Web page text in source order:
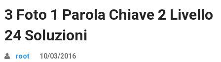
3 Foto 1 Parola Chiave 2 Livello
24 Soluzioni
root 10/03/2016